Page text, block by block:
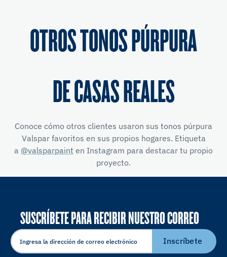
OTROS TONOS PÚRPURA
DE CASAS REALES
Conoce cómo otros clientes usaron sus tonos púrpura
Valspar favoritos en sus propios hogares. Etiqueta
a @valsparpaint en Instagram para destacar tu propio
proyecto.
SUSCRÍBETE PARA RECIBIR NUESTRO CORREO
ELECTRÓNICO
Inscríbete